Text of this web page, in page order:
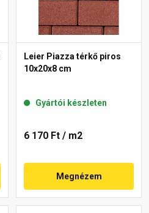
Leier Piazza térkő piros
10x20x8 cm
Gyártói készleten
6 170 Ft / m2
Megnézem